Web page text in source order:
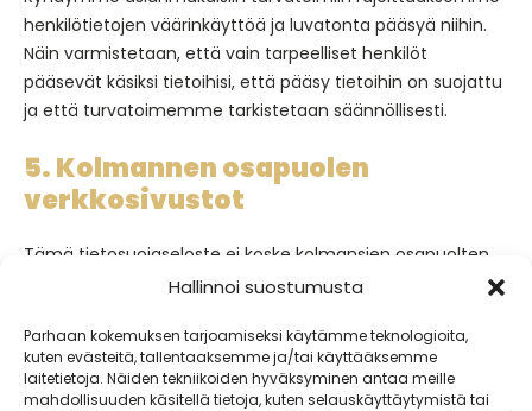
Hallinnoi suostumusta
Parhaan kokemuksen tarjoamiseksi käytämme teknologioita,
kuten evästeitä, tallentaaksemme ja/tai käyttääksemme
laitetietoja. Näiden tekniikoiden hyväksyminen antaa meille
mahdollisuuden käsitellä tietoja, kuten selauskäyttäytymistä tai
henkilötietojen väärinkäyttöä ja luvatonta pääsyä niihin.
Näin varmistetaan, että vain tarpeelliset henkilöt
pääsevät käsiksi tietoihisi, että pääsy tietoihin on suojattu
ja että turvatoimemme tarkistetaan säännöllisesti.
5. Kolmannen osapuolen
verkkosivustot
Tämä tietosuojaseloste ei koske kolmansien osapuolten
verkkosivustoja, jotka on yhdistetty verkkosivuillamme
kolmannet osapuolet käsittelevät henkilötietojasi
luotettavalla tai turvallisella tavalla. Suosittelemme, että
luet näiden verkkosivustojen tietosuojaselosteet ennen